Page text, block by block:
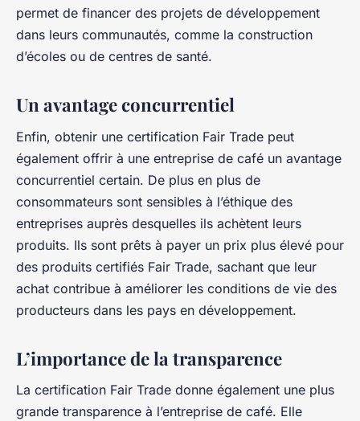
permet de financer des projets de développement
dans leurs communautés, comme la construction
d’écoles ou de centres de santé.
Un avantage concurrentiel
Enfin, obtenir une certification Fair Trade peut
également offrir à une entreprise de café un avantage
concurrentiel certain. De plus en plus de
consommateurs sont sensibles à l’éthique des
entreprises auprès desquelles ils achètent leurs
produits. Ils sont prêts à payer un prix plus élevé pour
des produits certifiés Fair Trade, sachant que leur
achat contribue à améliorer les conditions de vie des
producteurs dans les pays en développement.
L’importance de la transparence
La certification Fair Trade donne également une plus
grande transparence à l’entreprise de café. Elle